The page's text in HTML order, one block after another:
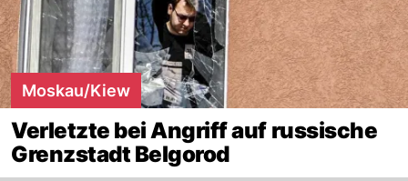
Moskau/Kiew
Verletzte bei Angriff auf russische
Grenzstadt Belgorod